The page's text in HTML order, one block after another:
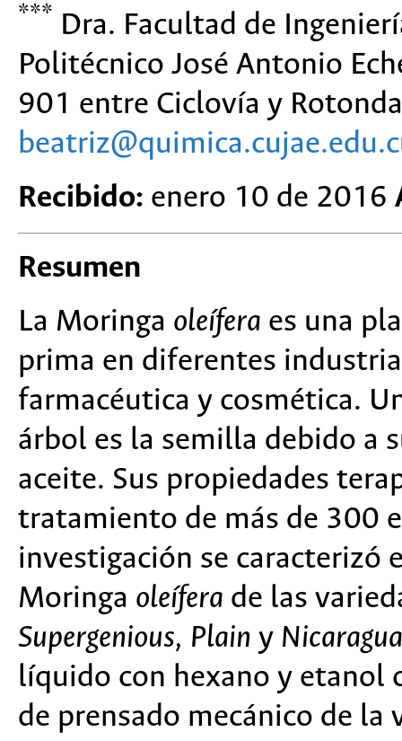
*** Dra. Facultad de
Politécnico José Antonio
901 entre Ciclovía y
Recibido: enero 10 de 2016
Resumen
La Moringa oleífera es una
prima en diferentes
farmacéutica y cosmética.
árbol es la semilla debido a
aceite. Sus propiedades
tratamiento de más de 300
investigación se caracterizó
Moringa oleífera de las
Supergenious, Plain y Nicaragua
líquido con hexano y etanol
de prensado mecánico de la